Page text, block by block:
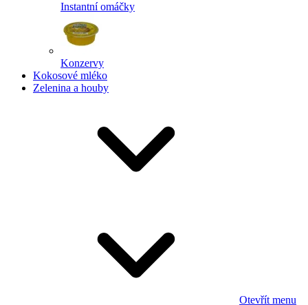
Instantní omáčky
Konzervy
Kokosové mléko
Zelenina a houby
Otevřít menu